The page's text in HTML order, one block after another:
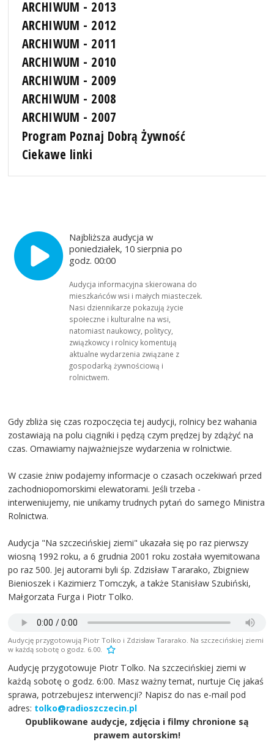
ARCHIWUM - 2013
ARCHIWUM - 2012
ARCHIWUM - 2011
ARCHIWUM - 2010
ARCHIWUM - 2009
ARCHIWUM - 2008
ARCHIWUM - 2007
Program Poznaj Dobrą Żywność
Ciekawe linki
Najbliższa audycja w
poniedziałek, 10 sierpnia po
godz. 00:00
Audycja informacyjna skierowana do
mieszkańców wsi i małych miasteczek.
Nasi dziennikarze pokazują życie
społeczne i kulturalne na wsi,
natomiast naukowcy, politycy,
związkowcy i rolnicy komentują
aktualne wydarzenia związane z
gospodarką żywnościową i
rolnictwem.
Gdy zbliża się czas rozpoczęcia tej audycji, rolnicy bez wahania
zostawiają na polu ciągniki i pędzą czym prędzej by zdążyć na
czas. Omawiamy najważniejsze wydarzenia w rolnictwie.
W czasie żniw podajemy informacje o czasach oczekiwań przed
zachodniopomorskimi elewatorami. Jeśli trzeba -
interweniujemy, nie unikamy trudnych pytań do samego Ministra
Rolnictwa.
Audycja "Na szczecińskiej ziemi" ukazała się po raz pierwszy
wiosną 1992 roku, a 6 grudnia 2001 roku została wyemitowana
po raz 500. Jej autorami byli śp. Zdzisław Tararako, Zbigniew
Bienioszek i Kazimierz Tomczyk, a także Stanisław Szubiński,
Małgorzata Furga i Piotr Tolko.
Audycję przygotowują Piotr Tolko i Zdzisław Tararako. Na szczecińskiej ziemi
w każdą sobotę o godz. 6.00.
Audycję przygotowuje Piotr Tolko. Na szczecińskiej ziemi w
każdą sobotę o godz. 6:00. Masz ważny temat, nurtuje Cię jakaś
sprawa, potrzebujesz interwencji? Napisz do nas e-mail pod
adres: tolko@radioszczecin.pl
Opublikowane audycje, zdjęcia i filmy chronione są
prawem autorskim!